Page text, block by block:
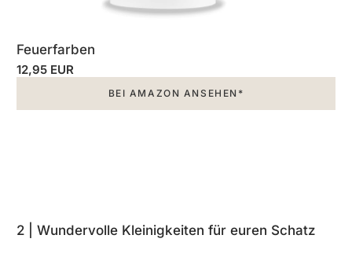
Feuerfarben
12,95 EUR
BEI AMAZON ANSEHEN*
2 | Wundervolle Kleinigkeiten für euren Schatz